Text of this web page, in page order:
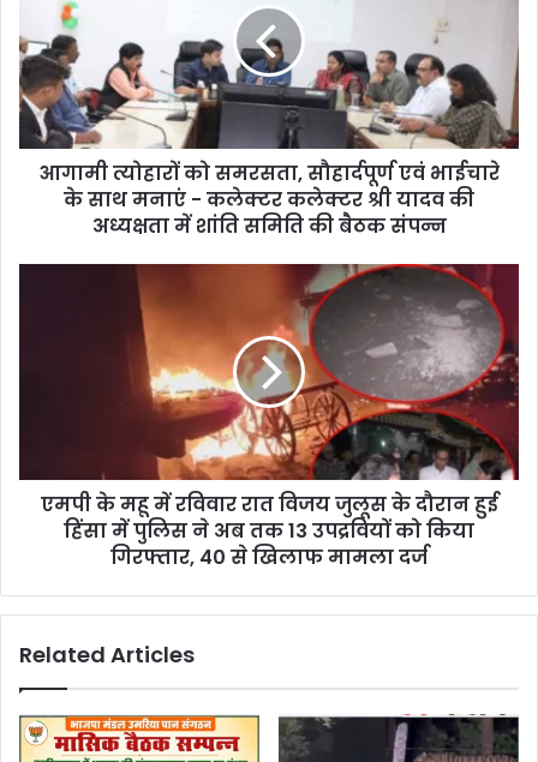
a
i
l
a
s
आगामी त्योहारों को समरसता, सौहार्दपूर्ण एवं भाईचारे
के साथ मनाएं - कलेक्टर कलेक्टर श्री यादव की
अध्यक्षता में शांति समिति की बैठक संपन्न
एमपी के महू में रविवार रात विजय जुलूस के दौरान हुई
हिंसा में पुलिस ने अब तक 13 उपद्रवियों को किया
गिरफ्तार, 40 से खिलाफ मामला दर्ज
Related Articles